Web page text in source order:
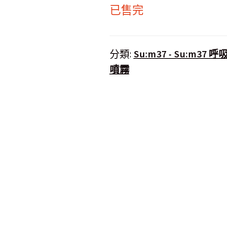
已售完
分類: Su:m37 - Su:m37 呼
噴霧